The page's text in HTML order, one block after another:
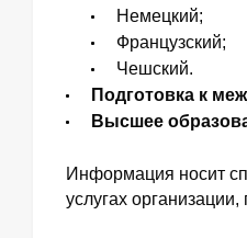
Немецкий;
Французский;
Чешский.
Подготовка к
Высшее
Информация носит
услугах